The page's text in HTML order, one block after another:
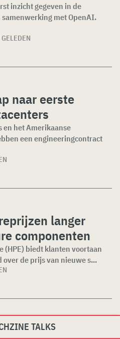
inzicht gegeven in de
met OpenAI.
naar eerste
en het Amerikaanse
een engineeringcontract
langer
componenten
(HPE) biedt klanten voortaan
de prijs van nieuwe s...
TALKS